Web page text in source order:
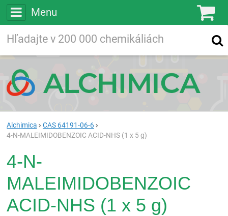
Menu
Vyhľadávanie
Alchimica
CAS 64191-06-6
4-N-MALEIMIDOBENZOIC ACID-NHS (1 x 5 g)
4-N-
MALEIMIDOBENZOIC
ACID-NHS (1 x 5 g)